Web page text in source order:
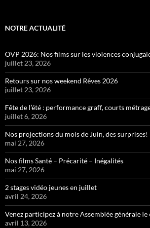
NOTRE ACTUALITÉ
OVP 2026: Nos films sur les violences
juillet 23, 2026
Retours sur nos weekend Rêves 2026
juillet 23, 2026
Fête de l’été : performance graff, courts
juillet 6, 2026
Nos projections du mois de Juin, des surprises!
mai 27, 2026
Nos films Santé – Précarité – Inégalités
mai 27, 2026
2 stages vidéo jeunes en juillet
avril 24, 2026
Venez participez à notre Assemblée générale
avril 13, 2026